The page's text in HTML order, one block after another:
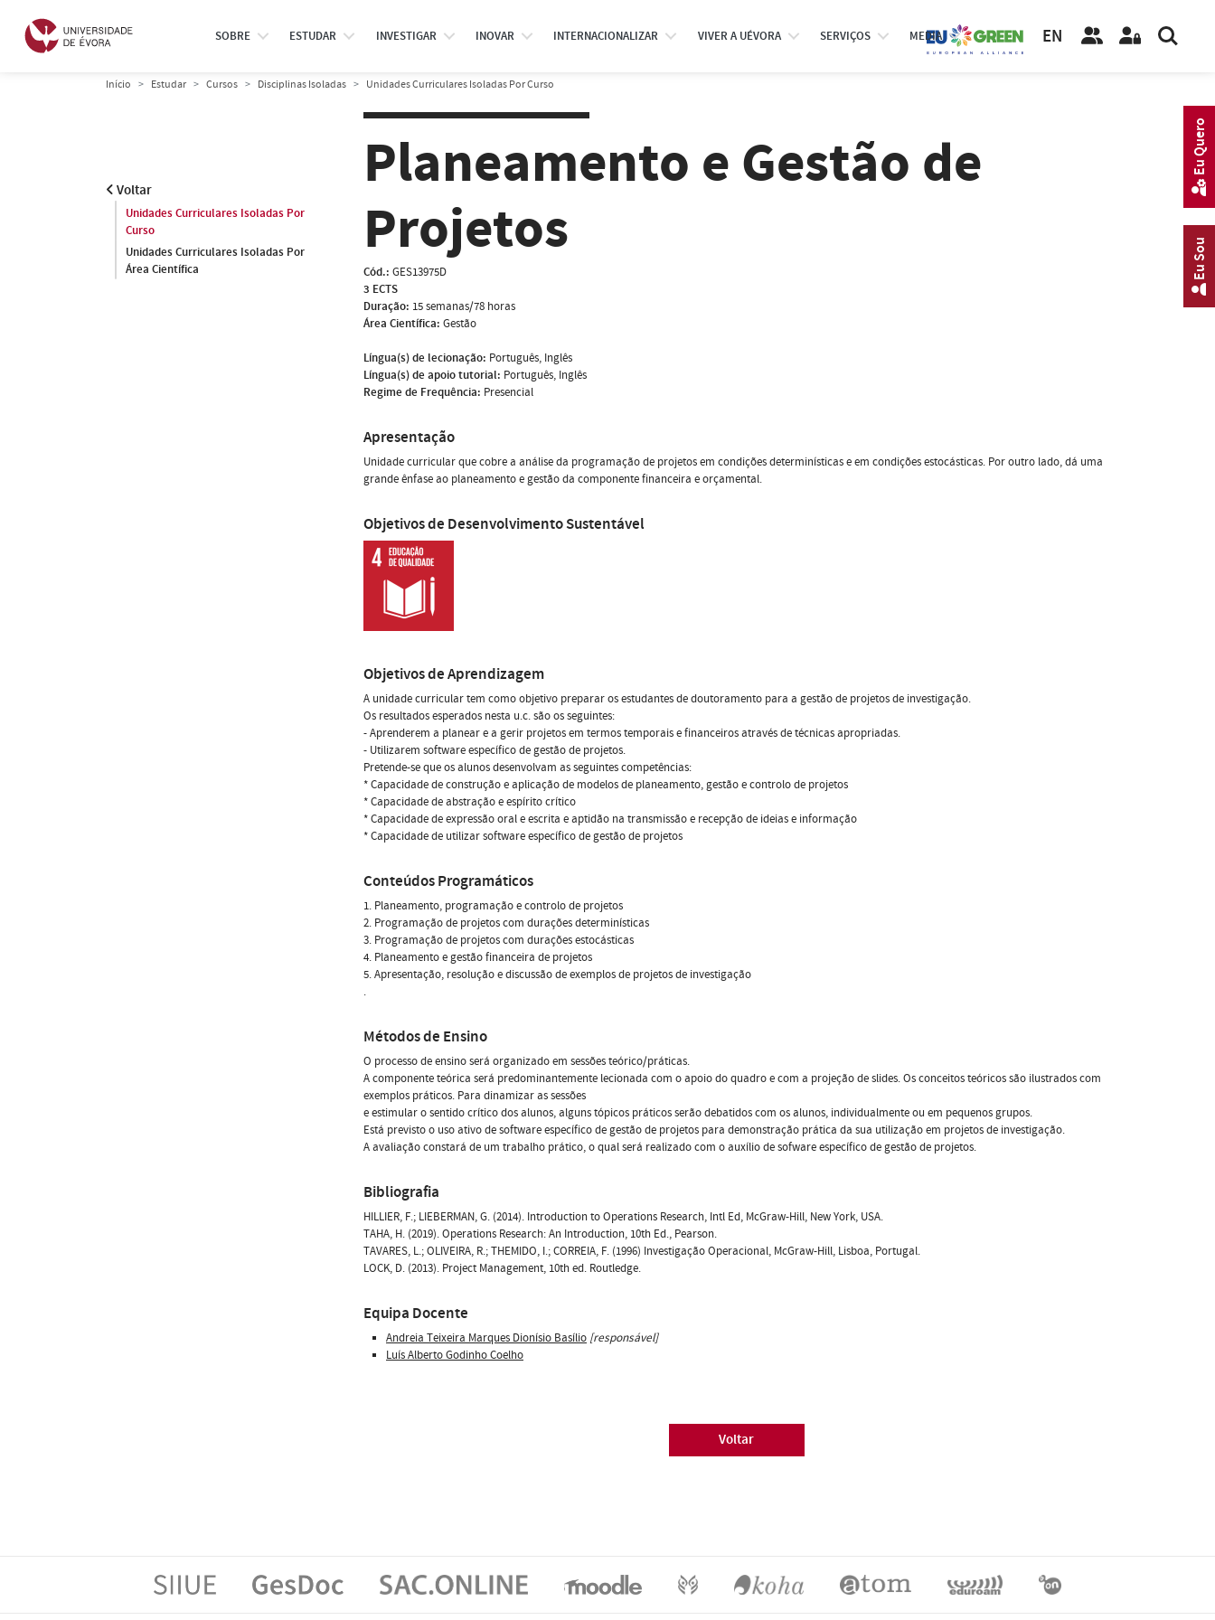
SOBRE ESTUDAR INVESTIGAR INOVAR INTERNACIONALIZAR VIVER A UÉVORA SERVIÇOS MEDIA EN
Início Estudar Cursos Disciplinas Isoladas Unidades Curriculares Isoladas Por Curso
Voltar
Unidades Curriculares Isoladas Por
Curso
Unidades Curriculares Isoladas Por
Área Científica
Planeamento e Gestão de
Projetos
Cód.: GES13975D
3 ECTS
Duração: 15 semanas/78 horas
Área Científica: Gestão
Língua(s) de lecionação: Português, Inglês
Língua(s) de apoio tutorial: Português, Inglês
Regime de Frequência: Presencial
Apresentação
Unidade curricular que cobre a análise da programação de projetos em condições determinísticas e em condições estocásticas. Por outro lado, dá uma
grande ênfase ao planeamento e gestão da componente financeira e orçamental.
Objetivos de Desenvolvimento Sustentável
Objetivos de Aprendizagem
A unidade curricular tem como objetivo preparar os estudantes de doutoramento para a gestão de projetos de investigação.
Os resultados esperados nesta u.c. são os seguintes:
- Aprenderem a planear e a gerir projetos em termos temporais e financeiros através de técnicas apropriadas.
- Utilizarem software específico de gestão de projetos.
Pretende-se que os alunos desenvolvam as seguintes competências:
* Capacidade de construção e aplicação de modelos de planeamento, gestão e controlo de projetos
* Capacidade de abstração e espírito crítico
* Capacidade de expressão oral e escrita e aptidão na transmissão e recepção de ideias e informação
* Capacidade de utilizar software específico de gestão de projetos
Conteúdos Programáticos
1. Planeamento, programação e controlo de projetos
2. Programação de projetos com durações determinísticas
3. Programação de projetos com durações estocásticas
4. Planeamento e gestão financeira de projetos
5. Apresentação, resolução e discussão de exemplos de projetos de investigação
.
Métodos de Ensino
O processo de ensino será organizado em sessões teórico/práticas.
A componente teórica será predominantemente lecionada com o apoio do quadro e com a projeção de slides. Os conceitos teóricos são ilustrados com
exemplos práticos. Para dinamizar as sessões
e estimular o sentido crítico dos alunos, alguns tópicos práticos serão debatidos com os alunos, individualmente ou em pequenos grupos.
Está previsto o uso ativo de software específico de gestão de projetos para demonstração prática da sua utilização em projetos de investigação.
A avaliação constará de um trabalho prático, o qual será realizado com o auxílio de sofware específico de gestão de projetos.
Bibliografia
HILLIER, F.; LIEBERMAN, G. (2014). Introduction to Operations Research, Intl Ed, McGraw-Hill, New York, USA.
TAHA, H. (2019). Operations Research: An Introduction, 10th Ed., Pearson.
TAVARES, L.; OLIVEIRA, R.; THEMIDO, I.; CORREIA, F. (1996) Investigação Operacional, McGraw-Hill, Lisboa, Portugal.
LOCK, D. (2013). Project Management, 10th ed. Routledge.
Equipa Docente
Andreia Teixeira Marques Dionísio Basílio [responsável]
Luís Alberto Godinho Coelho
Voltar
Eu Sou
Eu Quero